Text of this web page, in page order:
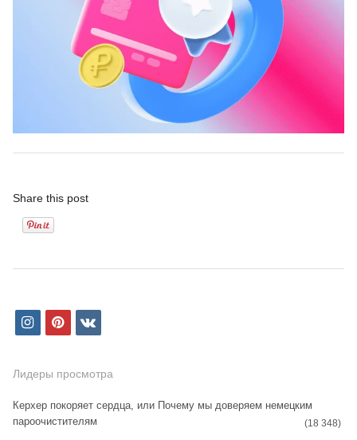
Share this post
i
s
a
p
n
e
v
Лидеры просмотра
Керхер покоряет сердца, или Почему мы доверяем немецким
пароочистителям
(18 348)